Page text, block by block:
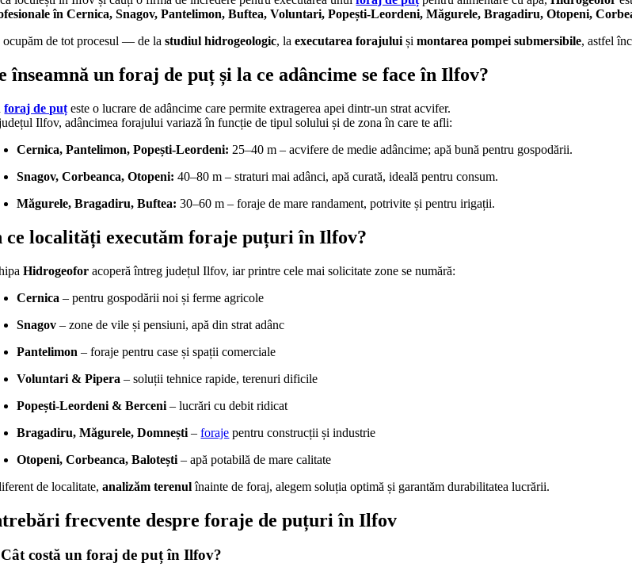
în Cernica, Snagov, Pantelimon, Buftea, Voluntari, Popești-Leordeni, Măgurele, Bragadiru, Otopeni,
ocupăm de tot procesul — de lastudiul hidrogeologic, laexecutarea forajului șimontarea pompei submersibile, astfel
înseamnă un foraj de puț și la ce adâncime se face în Ilfov?
foraj de puț este o lucrare de adâncime care permite extragerea apei dintr-un strat acvifer.
Ilfov, adâncimea forajului variază în funcție de tipul solului și de zona în care te afli:
Cernica, Pantelimon, Popești-Leordeni: 25–40 m – acvifere de medie adâncime; apă bună pentru gospodării.
Snagov, Corbeanca, Otopeni: 40–80 m – straturi mai adânci, apă curată, ideală pentru consum.
Măgurele, Bragadiru, Buftea: 30–60 m – foraje de mare randament, potrivite și pentru irigații.
ce localități executăm foraje puțuri în Ilfov?
Hidrogeofor acoperă întreg județul Ilfov, iar printre cele mai solicitate zone se numără:
Cernica – pentru gospodării noi și ferme agricole
Snagov – zone de vile și pensiuni, apă din strat adânc
Pantelimon – foraje pentru case și spații comerciale
Voluntari & Pipera – soluții tehnice rapide, terenuri dificile
Popești-Leordeni & Berceni – lucrări cu debit ridicat
Bragadiru, Măgurele, Domnești –foraje pentru construcții și industrie
Otopeni, Corbeanca, Balotești – apă potabilă de mare calitate
de localitate,analizăm terenulînainte de foraj, alegem soluția optimă și garantăm durabilitatea lucrării.
frecvente despre foraje de puțuri în Ilfov
costă un foraj de puț în Ilfov?